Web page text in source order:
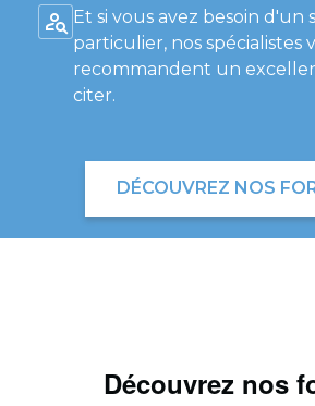
Et si vous avez besoin d'un
particulier, nos spécialistes
recommandent un
citer.
DÉCOUVREZ NOS
Découvrez nos